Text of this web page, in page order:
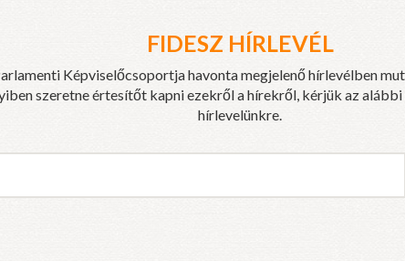
FIDESZ HÍRLEVÉL
Képviselőcsoportja havonta megjelenő hírlevélben
szeretne értesítőt kapni ezekről a hírekről, kérjük az
hírlevelünkre.